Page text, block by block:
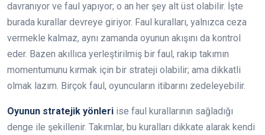
davranıyor ve faul yapıyor; o an her şey alt üst olabilir. İşte
burada kurallar devreye giriyor. Faul kuralları, yalnızca ceza
vermekle kalmaz, aynı zamanda oyunun akışını da kontrol
eder. Bazen akıllıca yerleştirilmiş bir faul, rakip takımın
momentumunu kırmak için bir strateji olabilir; ama dikkatli
olmak lazım. Birçok faul, oyuncuların itibarını zedeleyebilir.
Oyunun stratejik yönleri ise faul kurallarının sağladığı
denge ile şekillenir. Takımlar, bu kuralları dikkate alarak kendi